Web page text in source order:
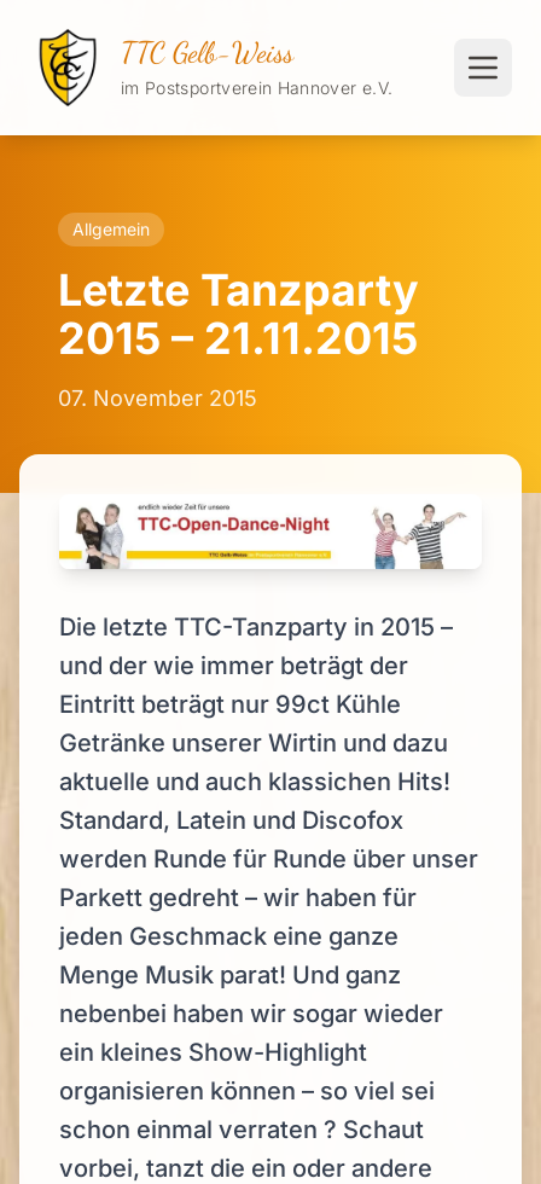
TTC Gelb-Weiss
im Postsportverein Hannover e.V.
Allgemein
Letzte Tanzparty
2015 – 21.11.2015
07. November 2015
Die letzte TTC-Tanzparty in 2015 –
und der wie immer beträgt der
Eintritt beträgt nur 99ct Kühle
Getränke unserer Wirtin und dazu
aktuelle und auch klassichen Hits!
Standard, Latein und Discofox
werden Runde für Runde über unser
Parkett gedreht – wir haben für
jeden Geschmack eine ganze
Menge Musik parat! Und ganz
nebenbei haben wir sogar wieder
ein kleines Show-Highlight
organisieren können – so viel sei
schon einmal verraten ? Schaut
vorbei, tanzt die ein oder andere